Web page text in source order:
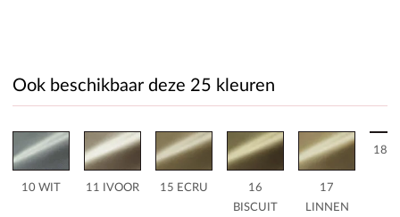
Ook beschikbaar deze 25 kleuren
10 WIT 11 IVOOR 15 ECRU
16
BISCUIT
17
LINNEN
18